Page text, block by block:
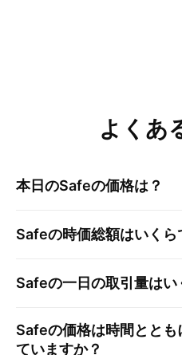
よくあ
本日のSafeの価格は？
Safeの時価総額はいくら
Safeの一日の取引量はい
Safeの価格は時間とと
ていますか？